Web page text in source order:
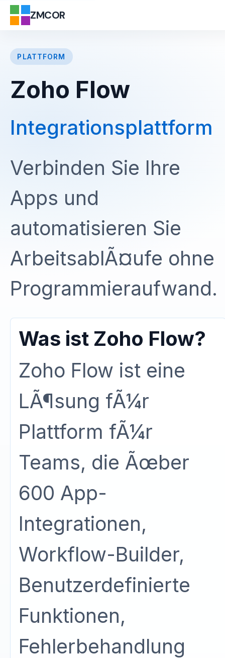
ZMCOR
PLATTFORM
Zoho Flow
Integrationsplattform
Verbinden Sie Ihre
Apps und
automatisieren Sie
ArbeitsablÃ¤ufe ohne
Programmieraufwand.
Was ist Zoho Flow?
Zoho Flow ist eine
LÃ¶sung fÃ¼r
Plattform fÃ¼r
Teams, die Ãœber
600 App-
Integrationen,
Workflow-Builder,
Benutzerdefinierte
Funktionen,
Fehlerbehandlung